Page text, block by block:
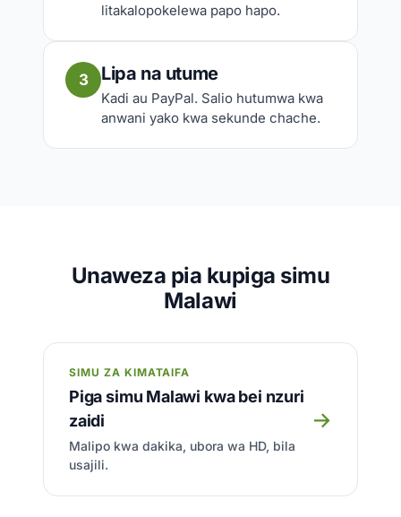
litakalopokelewa papo hapo.
3 Lipa na utume
Kadi au PayPal. Salio hutumwa kwa
anwani yako kwa sekunde chache.
Unaweza pia kupiga simu
Malawi
SIMU ZA KIMATAIFA
Piga simu Malawi kwa bei nzuri
zaidi
Malipo kwa dakika, ubora wa HD, bila
usajili.
→